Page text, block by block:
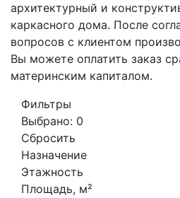
архитектурный и
каркасного дома. После
вопросов с клиентом
Вы можете оплатить заказ
материнским капиталом.
Фильтры
Выбрано: 0
Сбросить
Назначение
Этажность
Площадь, м²